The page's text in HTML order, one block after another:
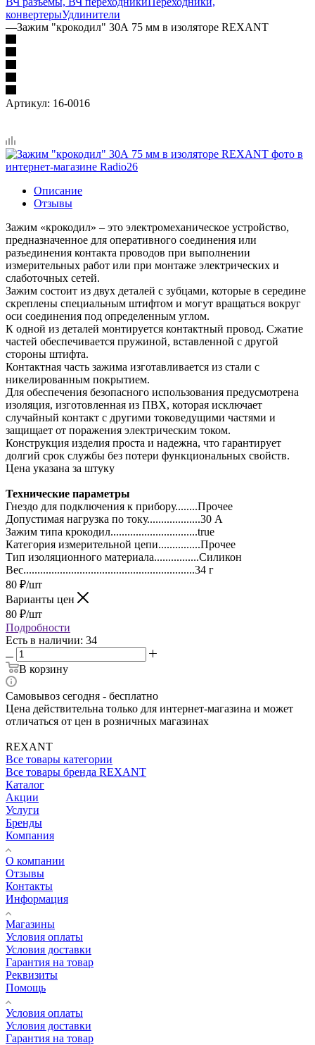
конвертерыУдлинители
—Зажим "крокодил" 30А 75 мм в изоляторе REXANT
Артикул: 16-0016
Описание
Отзывы
Зажим «крокодил» – это электромеханическое устройство,
предназначенное для оперативного соединения или
разъединения контакта проводов при выполнении
измерительных работ или при монтаже электрических и
слаботочных сетей.
Зажим состоит из двух деталей с зубцами, которые в середине
скреплены специальным штифтом и могут вращаться вокруг
оси соединения под определенным углом.
К одной из деталей монтируется контактный провод. Сжатие
частей обеспечивается пружиной, вставленной с другой
стороны штифта.
Контактная часть зажима изготавливается из стали с
никелированным покрытием.
Для обеспечения безопасного использования предусмотрена
изоляция, изготовленная из ПВХ, которая исключает
случайный контакт с другими токоведущими частями и
защищает от поражения электрическим током.
Конструкция изделия проста и надежна, что гарантирует
долгий срок службы без потери функциональных свойств.
Цена указана за штуку
Технические параметры
Гнездо для подключения к прибору........Прочее
Допустимая нагрузка по току...................30 А
Зажим типа крокодил...............................true
Категория измерительной цепи...............Прочее
Тип изоляционного материала................Силикон
Вес.............................................................34 г
80 ₽/шт
Варианты цен
80 ₽/шт
Подробности
Есть в наличии: 34
В корзину
Самовывоз сегодня - бесплатно
Цена действительна только для интернет-магазина и может
отличаться от цен в розничных магазинах
REXANT
Все товары категории
Все товары бренда REXANT
Каталог
Акции
Услуги
Бренды
Компания
О компании
Отзывы
Контакты
Информация
Магазины
Условия оплаты
Условия доставки
Гарантия на товар
Реквизиты
Помощь
Условия оплаты
Условия доставки
Гарантия на товар